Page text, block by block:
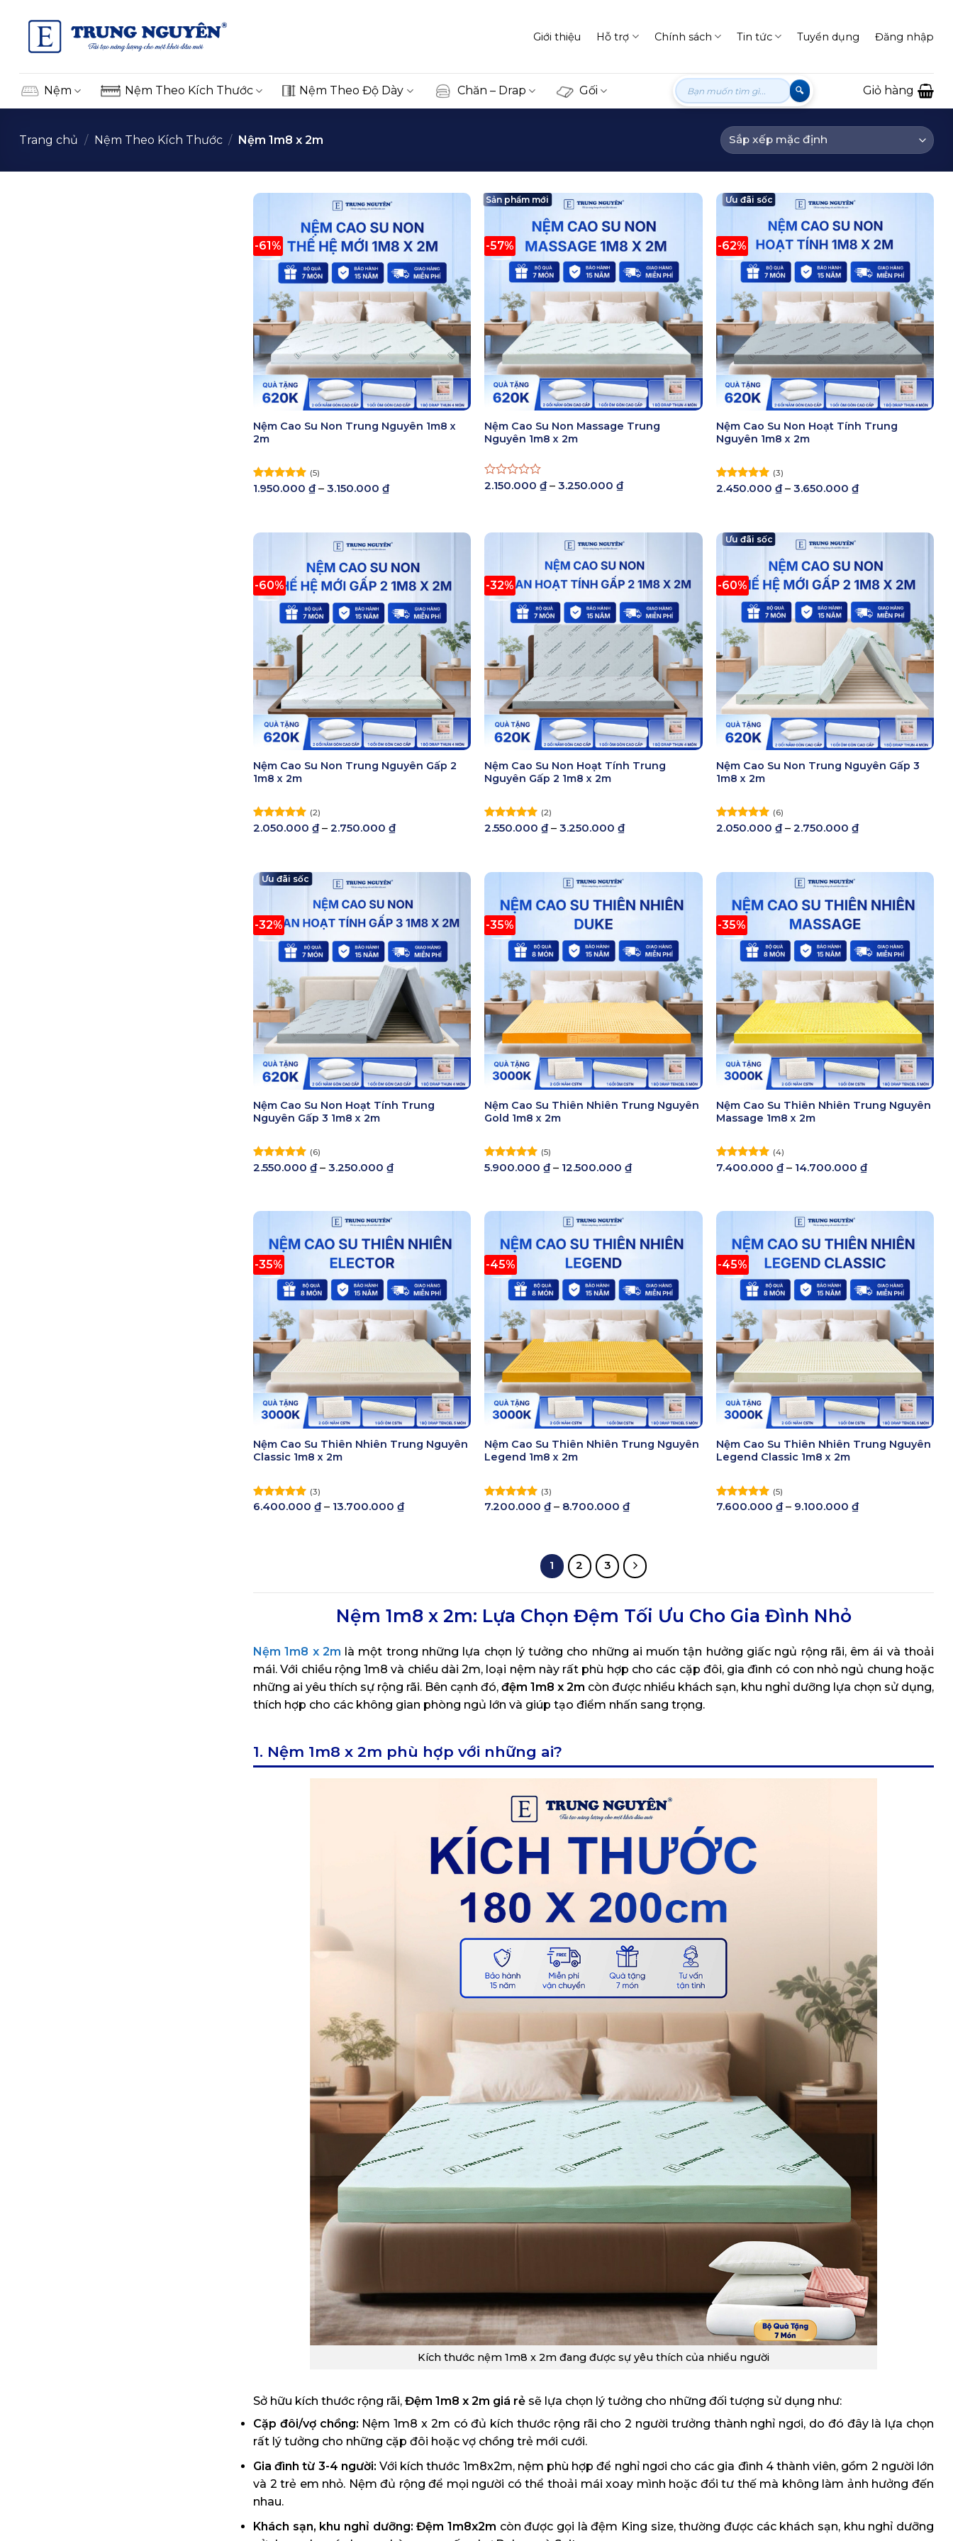
content
Giới thiệu Hỗ trợ Chính sách Tin tức Tuyển dụng Đăng nhập
Nệm Nệm Theo Kích Thước Nệm Theo Độ Dày Chăn – Drap Gối
Tìm
kiếm:
Giỏ hàng
Trang chủ / Nệm Theo Kích Thước / Nệm 1m8 x 2m
-61%
Nệm Cao Su Non Trung Nguyên 1m8 x
2m
Được xếp
(5)
1.950.000 ₫ – 3.150.000 ₫Khoảng
giá:
đến
3.150.000 ₫
-57%
Sản phẩm mới
Nệm Cao Su Non Massage Trung
Nguyên 1m8 x 2m
Được
5
2.150.000₫ – 3.250.000₫Khoảng
3.250.000 ₫
-62%
Ưu đãi sốc
Nệm Cao Su Non Hoạt Tính Trung
Nguyên 1m8 x 2m
Được xếp
(3)
2.450.000₫ – 3.650.000₫Khoảng
đến
-60%
Nệm Cao Su Non Trung Nguyên Gấp 2
1m8 x 2m
Được xếp
(2)
2.050.000 ₫ – 2.750.000 ₫Khoảng
giá:
đến
-32%
Nệm Cao Su Non Hoạt Tính Trung
Nguyên Gấp 2 1m8 x 2m
Được xếp
(2)
2.550.000₫ – 3.250.000₫Khoảng
đến
-60%
Ưu đãi sốc
Nệm Cao Su Non Trung Nguyên Gấp 3
1m8 x 2m
Được xếp
(6)
2.050.000₫ – 2.750.000₫Khoảng
đến
-32%
Ưu đãi sốc
Nệm Cao Su Non Hoạt Tính Trung
Nguyên Gấp 3 1m8 x 2m
Được xếp
(6)
2.550.000 ₫ – 3.250.000 ₫Khoảng
giá:
đến
-35%
Nệm Cao Su Thiên Nhiên Trung Nguyên
Gold 1m8 x 2m
Được xếp
(5)
5.900.000₫ – 12.500.000₫Khoảng
đến
-35%
Nệm Cao Su Thiên Nhiên Trung Nguyên
Massage 1m8 x 2m
Được xếp
(4)
7.400.000₫ – 14.700.000₫Khoảng
đến
14.700.000 ₫
-35%
Nệm Cao Su Thiên Nhiên Trung Nguyên
Classic 1m8 x 2m
Được xếp
(3)
6.400.000 ₫ – 13.700.000 ₫Khoảng
-45%
Nệm Cao Su Thiên Nhiên Trung Nguyên
Legend 1m8 x 2m
Được xếp
(3)
7.200.000₫ – 8.700.000₫Khoảng
8.700.000 ₫
-45%
Nệm Cao Su Thiên Nhiên Trung Nguyên
Legend Classic 1m8 x 2m
Được xếp
(5)
7.600.000₫ – 9.100.000₫Khoảng
1 2 3
Nệm 1m8 x 2m: Lựa Chọn Đệm Tối Ưu Cho Gia Đình Nhỏ
Nệm 1m8 x 2m là một trong những lựa chọn lý tưởng cho những ai muốn tận hưởng giấc ngủ rộng rãi, êm ái và thoải
mái. Với chiều rộng 1m8 và chiều dài 2m, loại nệm này rất phù hợp cho các cặp đôi, gia đình có con nhỏ ngủ chung hoặc
những ai yêu thích sự rộng rãi. Bên cạnh đó, đệm 1m8 x 2m còn được nhiều khách sạn, khu nghỉ dưỡng lựa chọn sử dụng,
thích hợp cho các không gian phòng ngủ lớn và giúp tạo điểm nhấn sang trọng.
1. Nệm 1m8 x 2m phù hợp với những ai?
Kích thước nệm 1m8 x 2m đang được sự yêu thích của nhiều người
Sở hữu kích thước rộng rãi, Đệm 1m8 x 2m giá rẻ sẽ lựa chọn lý tưởng cho những đối tượng sử dụng như:
Cặp đôi/vợ chồng: Nệm 1m8 x 2m có đủ kích thước rộng rãi cho 2 người trưởng thành nghỉ ngơi, do đó đây là lựa chọn
rất lý tưởng cho những cặp đôi hoặc vợ chồng trẻ mới cưới.
Gia đình từ 3-4 người: Với kích thước 1m8x2m, nệm phù hợp để nghỉ ngơi cho các gia đình 4 thành viên, gồm 2 người lớn
và 2 trẻ em nhỏ. Nệm đủ rộng để mọi người có thể thoải mái xoay mình hoặc đổi tư thế mà không làm ảnh hưởng đến
nhau.
Khách sạn, khu nghỉ dưỡng: Đệm 1m8x2m còn được gọi là đệm King size, thường được các khách sạn, khu nghỉ dưỡng